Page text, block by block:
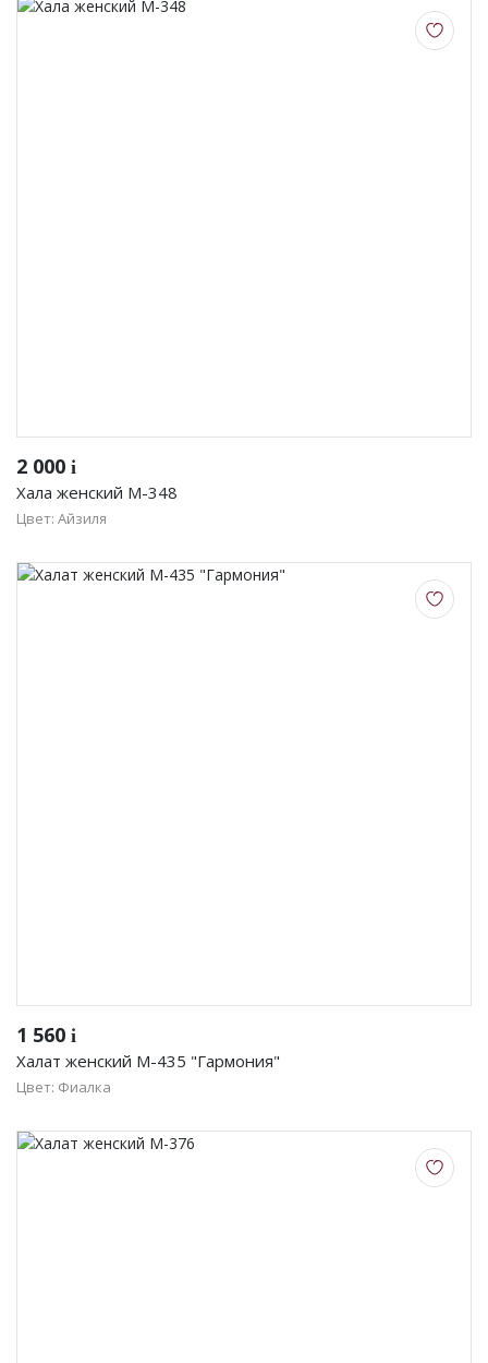
2 000 i
Хала женский М-348
Цвет: Айзиля
1 560 i
Халат женский М-435 "Гармония"
Цвет: Фиалка